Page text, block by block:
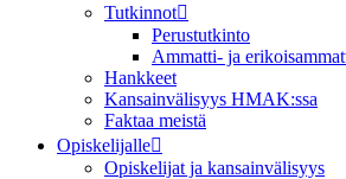
Tutkinnot
Perustutkinto
Ammatti- ja
Hankkeet
Kansainvälisyys HMAK:ssa
Faktaa meistä
Opiskelijalle
Opiskelijat ja kansainvälisyys